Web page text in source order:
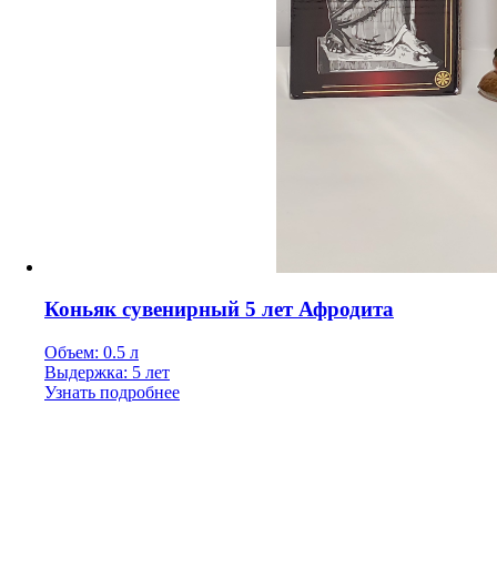
Коньяк сувенирный 5 лет Афродита
Объем: 0.5 л
Выдержка: 5 лет
Узнать подробнее